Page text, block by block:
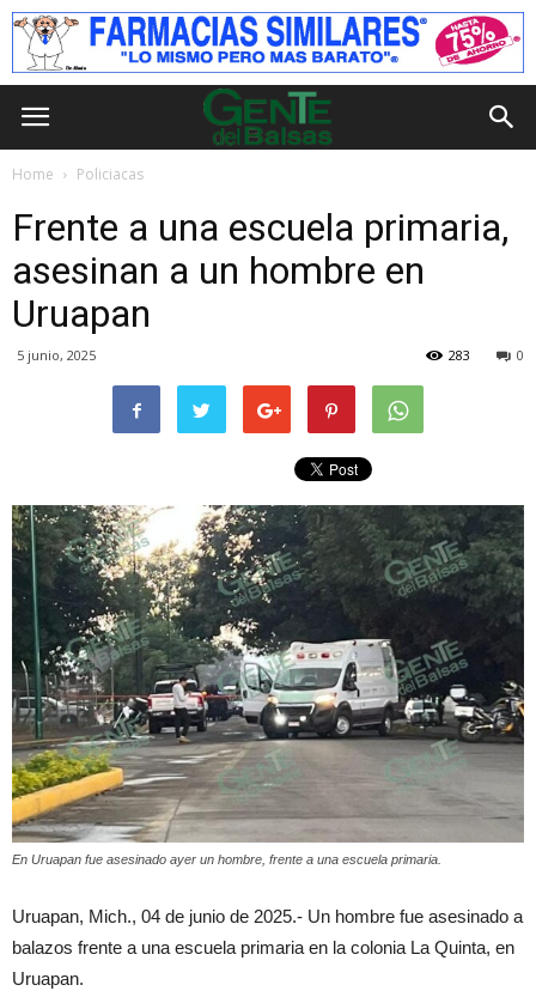
Home Policiacas
Frente a una escuela primaria,
asesinan a un hombre en
Uruapan
5 junio, 2025 0
283
En Uruapan fue asesinado ayer un hombre, frente a una escuela primaria.
Uruapan, Mich., 04 de junio de 2025.- Un hombre fue asesinado a
balazos frente a una escuela primaria en la colonia La Quinta, en
Uruapan.